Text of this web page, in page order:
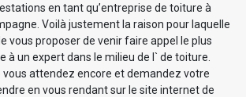
en tant qu’entreprise de toiture à
Voilà justement la raison pour laquelle
vous proposer de venir faire appel le plus
à un expert dans le milieu de l` de toiture.
vous attendez encore et demandez votre
en vous rendant sur le site internet de